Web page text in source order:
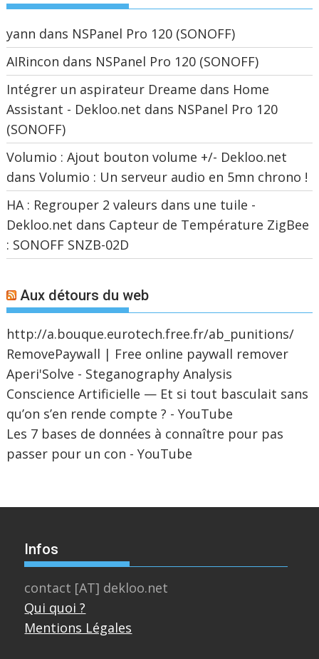
yann dans NSPanel Pro 120 (SONOFF)
AIRincon dans NSPanel Pro 120 (SONOFF)
Intégrer un aspirateur Dreame dans Home
Assistant - Dekloo.net dans NSPanel Pro 120
(SONOFF)
Volumio : Ajout bouton volume +/- Dekloo.net
dansVolumio : Un serveur audio en 5mn chrono !
HA : Regrouper 2 valeurs dans une tuile -
Dekloo.net dans Capteur de Température ZigBee
: SONOFF SNZB-02D
Aux détours du web
http://a.bouque.eurotech.free.fr/ab_punitions/
RemovePaywall | Free online paywall remover
Aperi'Solve - Steganography Analysis
Conscience Artificielle — Et si tout basculait sans
qu’on s’en rende compte ? - YouTube
Les 7 bases de données à connaître pour pas
passer pour un con - YouTube
Infos
contact [AT] dekloo.net
Qui quoi ?
Mentions Légales